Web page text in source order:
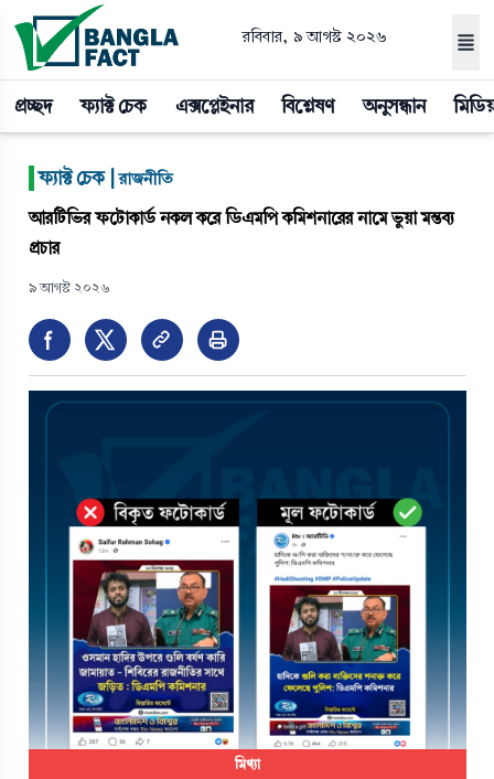
রবিবার, ৯ আগস্ট ২০২৬
প্রচ্ছদ ফ্যাক্ট চেক এক্সপ্লেইনার বিশ্লেষণ অনুসন্ধান
ফ্যাক্ট চেক |রাজনীতি
আরটিভির ফটোকার্ড নকল করে ডিএমপি কমিশনারের নামে ভুয়া মন্তব্য
প্রচার
৯ আগস্ট ২০২৬
মিথ্যা